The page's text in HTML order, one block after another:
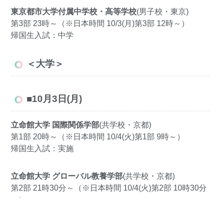
東京都市大学付属中学校・高等学校(男子校・東京)
第3部 23時～（※日本時間 10/3(月)第3部 12時～）
帰国生入試：中学
＜大学＞
■10月3日(月)
立命館大学 国際関係学部(共学校・京都)
第1部 20時～（※日本時間 10/4(火)第1部 9時～）
帰国生入試：実施
立命館大学 グローバル教養学部(共学校・京都)
第2部 21時30分～（※日本時間 10/4(火)第2部 10時30分